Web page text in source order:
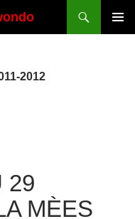
2012
29
MÈES